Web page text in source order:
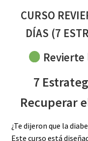
CURSO
DÍAS (7
Revierte
7
Recuperar
¿Te dijeron que la
Este curso está